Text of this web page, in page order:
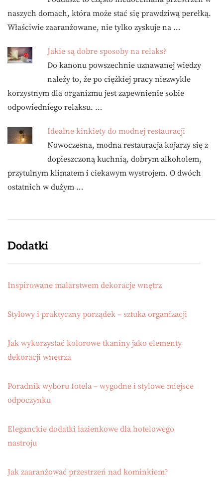
naszych domach, która może stać się prawdziwą perełką.
Właściwie zaaranżowane, nie tylko zyskuje na …
Jakie są dobre sposoby na relaks?
Do kanonu powszechnie uznawanej wiedzy
należy to, że po ciężkiej pracy niezwykle
korzystnym dla organizmu jest zapewnienie sobie
odpowiedniego relaksu. …
Idealne kinkiety do modnej restauracji
Nowoczesna, modna restauracja kojarzy się z
dopieszczoną kuchnią, dobrym alkoholem,
przytulnym klimatem i ciekawym wystrojem. O dwóch
ostatnich w dużym …
Dodatki
Inspirowane malarstwem dekoracje wnętrz
Stylowy i praktyczny porządek – sztuka organizacji
Jak wykorzystać kolorowe tkaniny jako elementy
dekoracji wnętrza
Poradnik wyboru fotela – wygodne i stylowe miejsce
odpoczynku
Eleganckie dodatki łazienkowe dla hotelowego
nastroju
Jak zaaranżować przestrzeń nad kominkiem?